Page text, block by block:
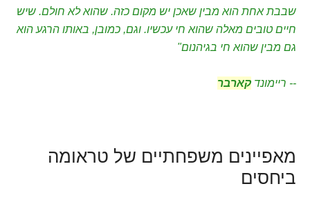
שבבת אחת הוא מבין שאכן יש מקום כזה. שהוא לא חולם. שיש
חיים טובים מאלה שהוא חי עכשיו. וגם, כמובן, באותו הרגע הוא
גם מבין שהוא חי בגיהנום"
-- ריימונד קארבר
מאפיינים משפחתיים של טראומה
ביחסים